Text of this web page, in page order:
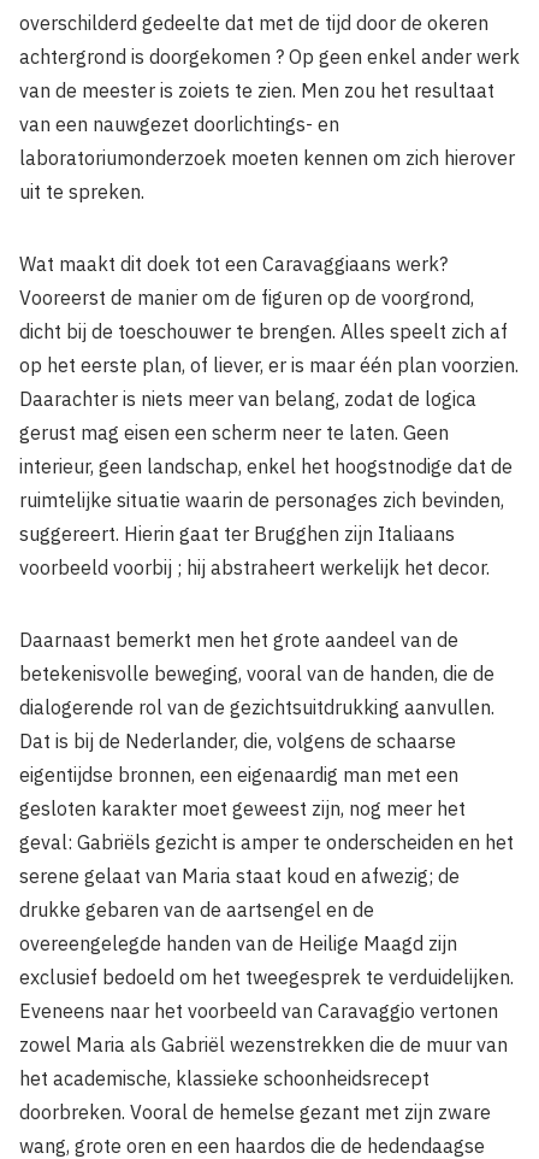
overschilderd gedeelte dat met de tijd door de okeren
achtergrond is doorgekomen ? Op geen enkel ander werk
van de meester is zoiets te zien. Men zou het resultaat
van een nauwgezet doorlichtings- en
laboratoriumonderzoek moeten kennen om zich hierover
uit te spreken.
Wat maakt dit doek tot een Caravaggiaans werk?
Vooreerst de manier om de figuren op de voorgrond,
dicht bij de toeschouwer te brengen. Alles speelt zich af
op het eerste plan, of liever, er is maar één plan voorzien.
Daarachter is niets meer van belang, zodat de logica
gerust mag eisen een scherm neer te laten. Geen
interieur, geen landschap, enkel het hoogstnodige dat de
ruimtelijke situatie waarin de personages zich bevinden,
suggereert. Hierin gaat ter Brugghen zijn Italiaans
voorbeeld voorbij ; hij abstraheert werkelijk het decor.
Daarnaast bemerkt men het grote aandeel van de
betekenisvolle beweging, vooral van de handen, die de
dialogerende rol van de gezichtsuitdrukking aanvullen.
Dat is bij de Nederlander, die, volgens de schaarse
eigentijdse bronnen, een eigenaardig man met een
gesloten karakter moet geweest zijn, nog meer het
geval: Gabriëls gezicht is amper te onderscheiden en het
serene gelaat van Maria staat koud en afwezig; de
drukke gebaren van de aartsengel en de
overeengelegde handen van de Heilige Maagd zijn
exclusief bedoeld om het tweegesprek te verduidelijken.
Eveneens naar het voorbeeld van Caravaggio vertonen
zowel Maria als Gabriël wezenstrekken die de muur van
het academische, klassieke schoonheidsrecept
doorbreken. Vooral de hemelse gezant met zijn zware
wang, grote oren en een haardos die de hedendaagse